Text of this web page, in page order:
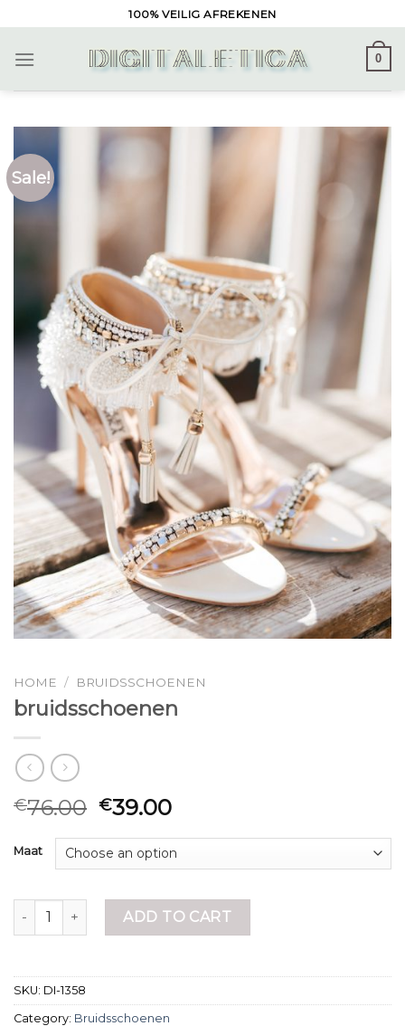
to
content
100% VEILIG AFREKENEN
0
Sale!
HOME / BRUIDSSCHOENEN
bruidsschoenen
€76.00 €39.00
Maat
bruidsschoenen quantityADD TO CART
SKU: DI-1358
Category: Bruidsschoenen